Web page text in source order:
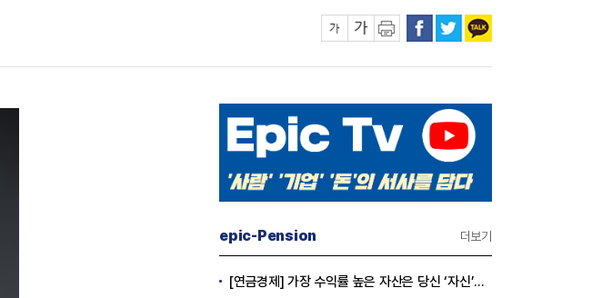
epic-Pension 더보기
[연금경제] 가장 수익률 높은 자산은 당신 ‘자신’이다